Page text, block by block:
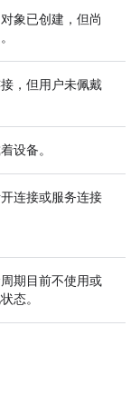
象已创建，但尚
，但用户未佩戴
设备。
连接或服务连接
期目前不使用或
态。